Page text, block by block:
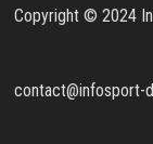
Copyright © 2024
contact@infosport-